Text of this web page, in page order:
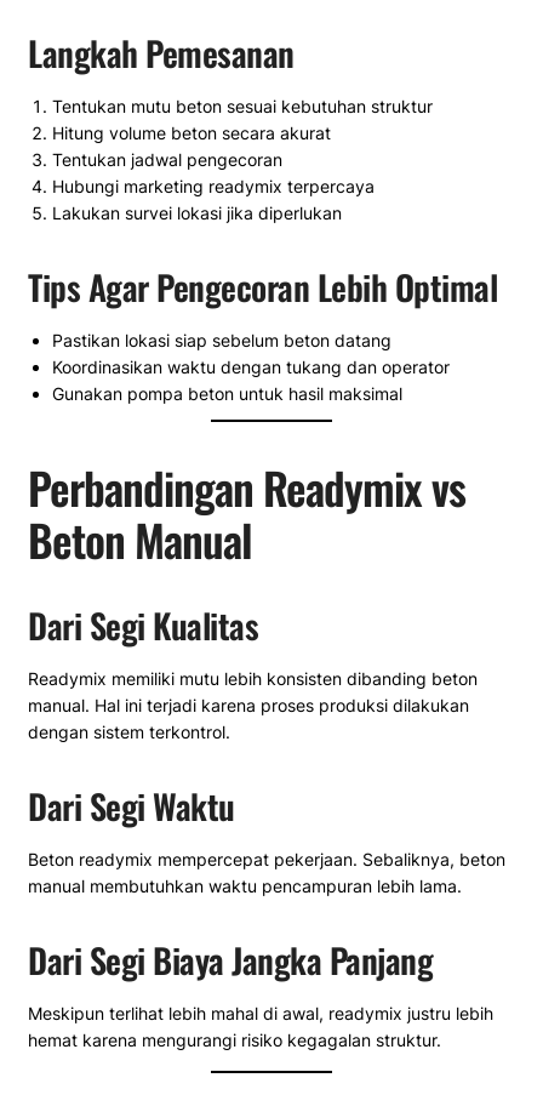
Langkah Pemesanan
Tentukan mutu beton sesuai kebutuhan struktur
Hitung volume beton secara akurat
Tentukan jadwal pengecoran
Hubungi marketing readymix terpercaya
Lakukan survei lokasi jika diperlukan
Tips Agar Pengecoran Lebih Optimal
Pastikan lokasi siap sebelum beton datang
Koordinasikan waktu dengan tukang dan operator
Gunakan pompa beton untuk hasil maksimal
Perbandingan Readymix vs
Beton Manual
Dari Segi Kualitas
Readymix memiliki mutu lebih konsisten dibanding beton
manual. Hal ini terjadi karena proses produksi dilakukan
dengan sistem terkontrol.
Dari Segi Waktu
Beton readymix mempercepat pekerjaan. Sebaliknya, beton
manual membutuhkan waktu pencampuran lebih lama.
Dari Segi Biaya Jangka Panjang
Meskipun terlihat lebih mahal di awal, readymix justru lebih
hemat karena mengurangi risiko kegagalan struktur.